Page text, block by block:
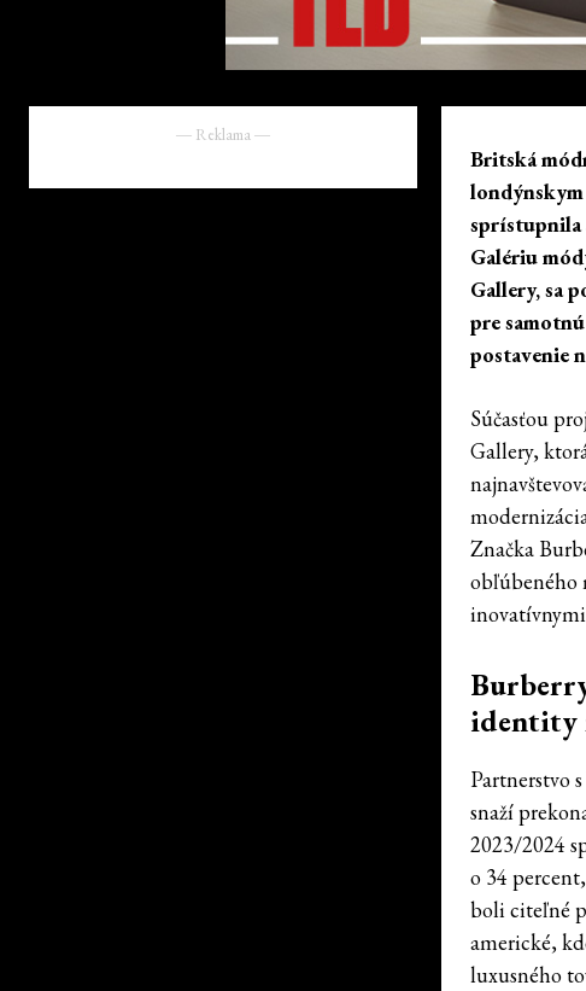
― Reklama ―
Britská
sprístupnila
Galériu
Gallery, sa
pre
postavenie
Súčasťou
Gallery,
Značka
obľúbeného
identity
Partnerstvo
snaží
2023/2024
o 34
boli citeľné
americké,
luxusného